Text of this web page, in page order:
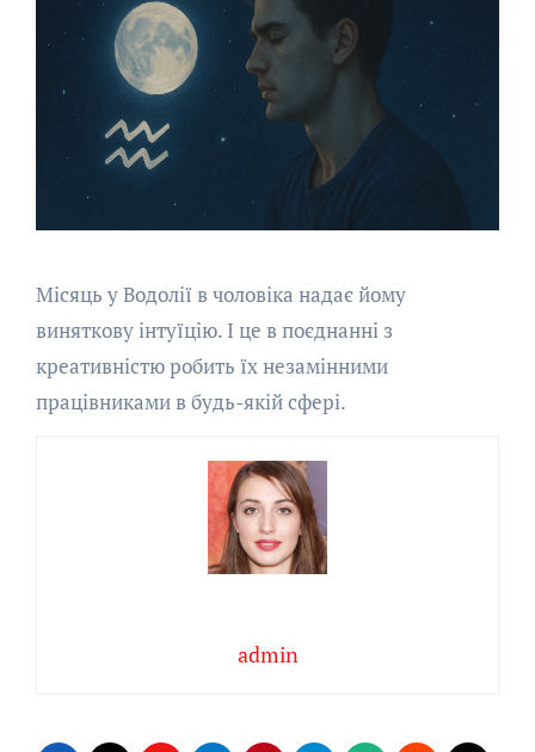
Місяць у Водолії в чоловіка надає йому
виняткову інтуїцію. І це в поєднанні з
креативністю робить їх незамінними
працівниками в будь-якій сфері.
admin